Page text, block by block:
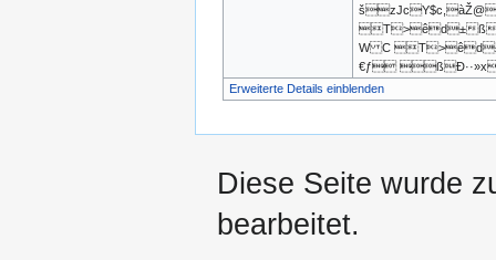
T>êd±ßë
W C
€ƒ
Erweiterte Details einblenden
Diese Seite wurde
bearbeitet.